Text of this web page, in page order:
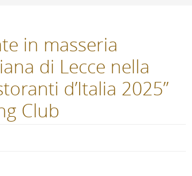
in masseria
di Lecce nella
d’Italia 2025”
Club